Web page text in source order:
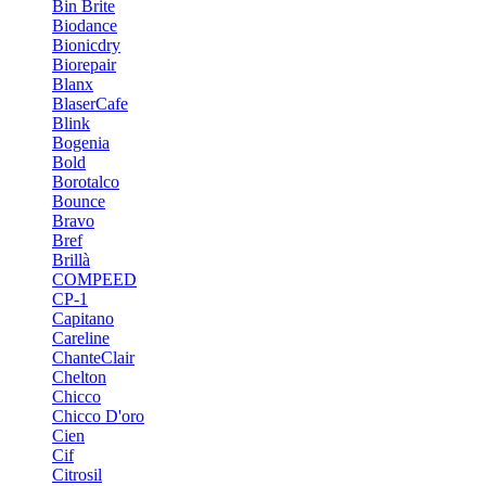
Bin Brite
Biodance
Bionicdry
Biorepair
Blanx
BlaserCafe
Blink
Bogenia
Bold
Borotalco
Bounce
Bravo
Bref
Brillà
COMPEED
CP-1
Capitano
Careline
ChanteСlair
Chelton
Chicco
Chicco D'oro
Cien
Cif
Citrosil